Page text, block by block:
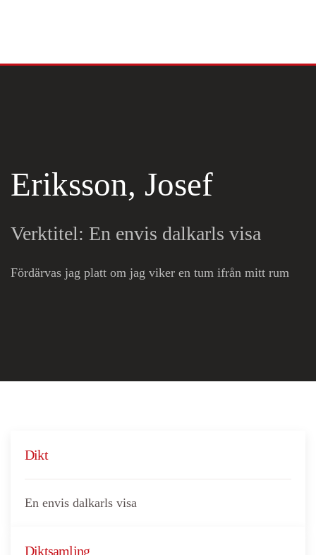
Eriksson, Josef
Verktitel: En envis dalkarls visa
Fördärvas jag platt om jag viker en tum ifrån mitt rum
Dikt
En envis dalkarls visa
Diktsamling